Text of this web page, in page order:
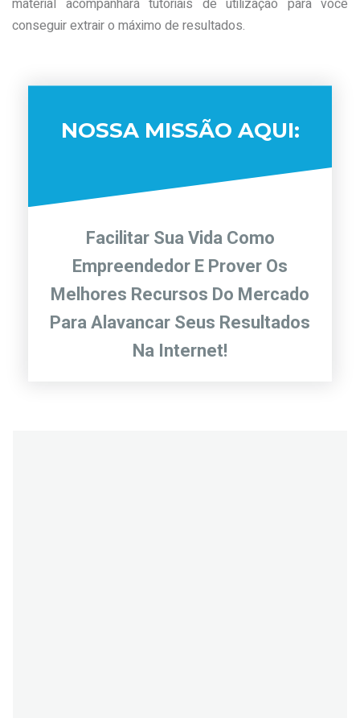
material acompanhará tutoriais de utilização para você
conseguir extrair o máximo de resultados.
NOSSA MISSÃO AQUI:
Facilitar Sua Vida Como
Empreendedor E Prover Os
Melhores Recursos Do Mercado
Para Alavancar Seus Resultados
Na Internet!